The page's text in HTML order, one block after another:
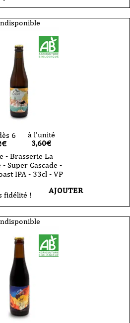
6
à l'unité
3,60€
- Brasserie La
- Super Cascade -
IPA - 33cl - VP
fidélité ! AJOUTER